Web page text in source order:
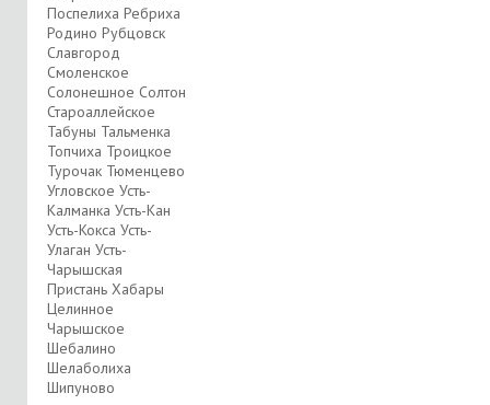
Поспелиха Ребриха
Родино Рубцовск
Славгород
Смоленское
Солонешное Солтон
Староаллейское
Табуны Тальменка
Топчиха Троицкое
Турочак Тюменцево
Угловское Усть-
Калманка Усть-Кан
Усть-Кокса Усть-
Улаган Усть-
Чарышская
Пристань Хабары
Целинное
Чарышское
Шебалино
Шелаболиха
Шипуново